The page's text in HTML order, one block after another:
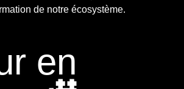
de notre écosystème.
en